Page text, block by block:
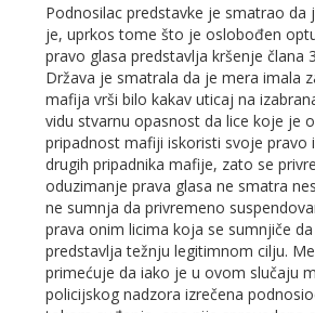
Podnosilac predstavke je smatrao da
je, uprkos tome što je oslobođen
pravo glasa predstavlja kršenje člana
Država je smatrala da je mera imala
mafija vrši bilo kakav uticaj na
vidu stvarnu opasnost da lice koje je
pripadnost mafiji iskoristi svoje pravo
drugih pripadnika mafije, zato se
oduzimanje prava glasa ne smatra
ne sumnja da privremeno
prava onim licima koja se sumnjiče
predstavlja težnju legitimnom cilju.
primećuje da iako je u ovom slučaju
policijskog nadzora izrečena